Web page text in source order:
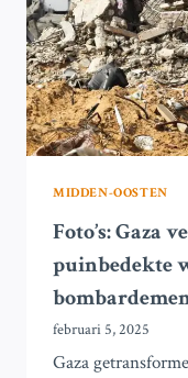
MIDDEN-OOSTEN
Foto’s: Gaza
puinbedekte
februari 5, 2025
Gaza